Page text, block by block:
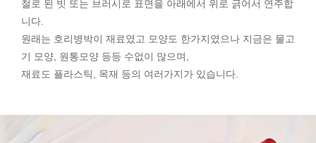
철로 된 빗 또는 브러시로 표면을 아래에서 위로 긁어서 연주합
니다.
원래는 호리병박이 재료였고 모양도 한가지였으나 지금은 물고
기 모양, 원통모양 등등 수없이 많으며,
재료도 플라스틱, 목재 등의 여러가지가 있습니다.